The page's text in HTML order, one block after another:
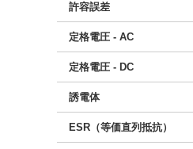
許容誤差
定格電圧 - AC
定格電圧 - DC
誘電体
ESR（等価直列抵抗）